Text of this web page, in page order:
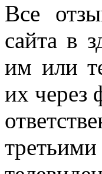
Все
сайта в
им или
их через